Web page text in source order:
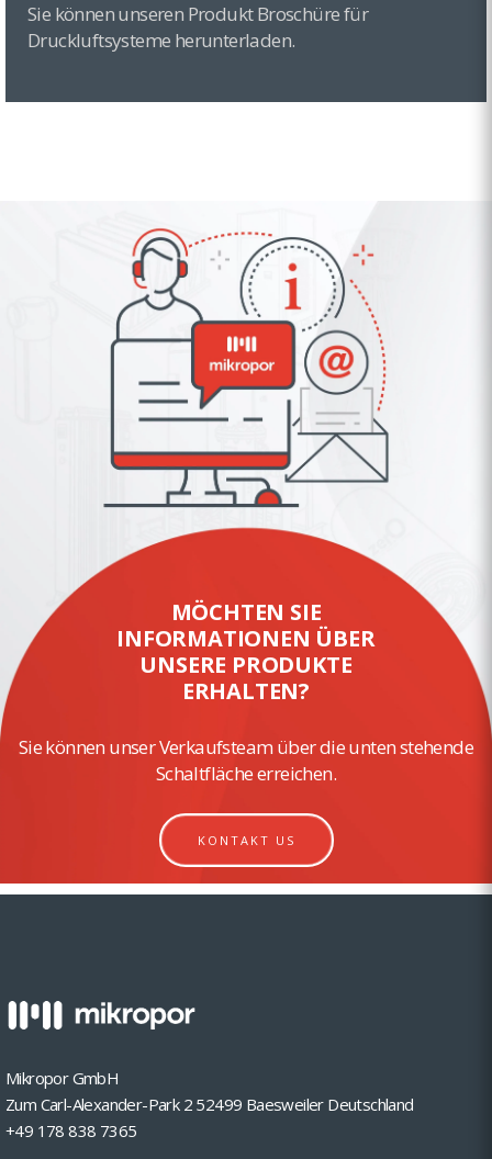
Sie können unseren Produkt Broschüre für
Druckluftsysteme herunterladen.
MÖCHTEN SIE
INFORMATIONEN ÜBER
UNSERE PRODUKTE
ERHALTEN?
Sie können unser Verkaufsteam über die unten stehende
Schaltfläche erreichen.
KONTAKT US
Mikropor GmbH
Zum Carl-Alexander-Park 2 52499 Baesweiler Deutschland
+49 178 838 7365